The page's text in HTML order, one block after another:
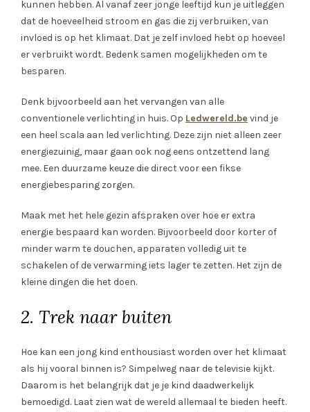
kunnen hebben. Al vanaf zeer jonge leeftijd kun je uitleggen
dat de hoeveelheid stroom en gas die zij verbruiken, van
invloed is op het klimaat. Dat je zelf invloed hebt op hoeveel
er verbruikt wordt. Bedenk samen mogelijkheden om te
besparen.
Denk bijvoorbeeld aan het vervangen van alle
conventionele verlichting in huis. Op Ledwereld.be vind je
een heel scala aan led verlichting. Deze zijn niet alleen zeer
energiezuinig, maar gaan ook nog eens ontzettend lang
mee. Een duurzame keuze die direct voor een fikse
energiebesparing zorgen.
Maak met het hele gezin afspraken over hoe er extra
energie bespaard kan worden. Bijvoorbeeld door korter of
minder warm te douchen, apparaten volledig uit te
schakelen of de verwarming iets lager te zetten. Het zijn de
kleine dingen die het doen.
2. Trek naar buiten
Hoe kan een jong kind enthousiast worden over het klimaat
als hij vooral binnen is? Simpelweg naar de televisie kijkt.
Daarom is het belangrijk dat je je kind daadwerkelijk
bemoedigd. Laat zien wat de wereld allemaal te bieden heeft.